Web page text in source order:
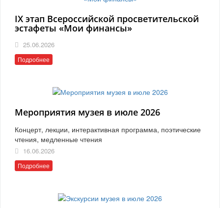
IX этап Всероссийской просветительской
эстафеты «Мои финансы»
25.06.2026
Подробнее
Мероприятия музея в июле 2026
Концерт, лекции, интерактивная программа, поэтические
чтения, медленные чтения
16.06.2026
Подробнее